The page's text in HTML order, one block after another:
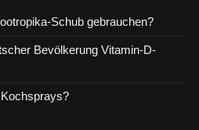
Schub gebrauchen?
Bevölkerung Vitamin-D-